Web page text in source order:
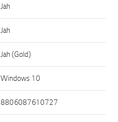
Jah
Jah
Jah (Gold)
Windows 10
8806087610727